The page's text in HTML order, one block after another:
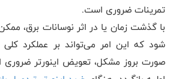
تمرینات ضروری است.
با گذشت زمان یا در اثر نوسانات برق،
شود که این امر می‌تواند بر عملکرد کلی
صورت بروز مشکل، تعویض اینورتر